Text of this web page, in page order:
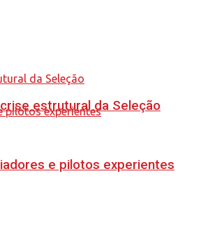
e pilotos experientes
estrutural da Seleção